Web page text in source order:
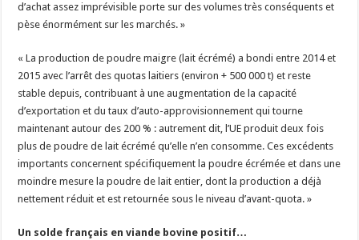
d’achat assez imprévisible porte sur des volumes très conséquents et
pèse énormément sur les marchés. »
« La production de poudre maigre (lait écrémé) a bondi entre 2014 et
2015 avec l’arrêt des quotas laitiers (environ + 500 000 t) et reste
stable depuis, contribuant à une augmentation de la capacité
d’exportation et du taux d’auto-approvisionnement qui tourne
maintenant autour des 200 % : autrement dit, l’UE produit deux fois
plus de poudre de lait écrémé qu’elle n’en consomme. Ces excédents
importants concernent spécifiquement la poudre écrémée et dans une
moindre mesure la poudre de lait entier, dont la production a déjà
nettement réduit et est retournée sous le niveau d’avant-quota. »
Un solde français en viande bovine positif…